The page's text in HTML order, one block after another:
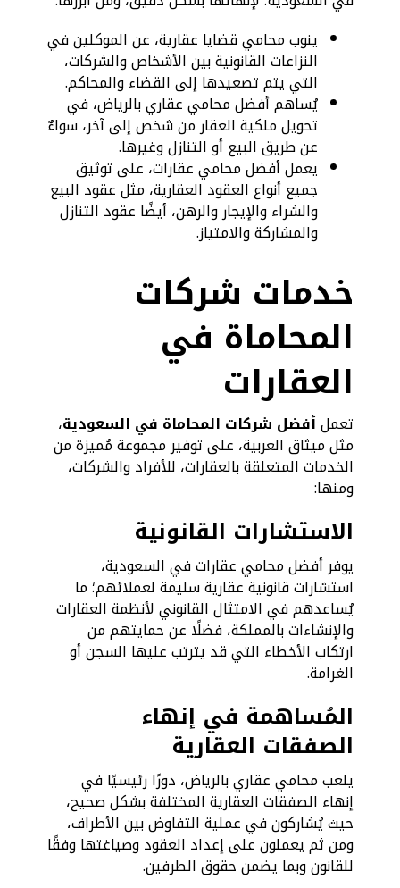
ينوب محامي قضايا عقارية، عن الموكلين في
النزاعات القانونية بين الأشخاص والشركات،
التي يتم تصعيدها إلى القضاء والمحاكم.
يُساهم أفضل محامي عقاري بالرياض، في
تحويل ملكية العقار من شخص إلى آخر، سواءٌ
عن طريق البيع أو التنازل وغيرها.
يعمل أفضل محامي عقارات، على توثيق
جميع أنواع العقود العقارية، مثل عقود البيع
والشراء والإيجار والرهن، أيضًا عقود التنازل
والمشاركة والامتياز.
خدمات شركات
المحاماة في
العقارات
تعملأفضل شركات المحاماة في السعودية،
مثل ميثاق العربية، على توفير مجموعة مُميزة من
الخدمات المتعلقة بالعقارات، للأفراد والشركات،
ومنها:
الاستشارات القانونية
يوفر أفضل محامي عقارات في السعودية،
استشارات قانونية عقارية سليمة لعملائهم؛ ما
يُساعدهم في الامتثال القانوني لأنظمة العقارات
والإنشاءات بالمملكة، فضلًا عن حمايتهم من
ارتكاب الأخطاء التي قد يترتب عليها السجن أو
الغرامة.
المُساهمة في إنهاء
الصفقات العقارية
يلعب محامي عقاري بالرياض، دورًا رئيسيًا في
إنهاء الصفقات العقارية المختلفة بشكل صحيح،
حيث يُشاركون في عملية التفاوض بين الأطراف،
ومن ثم يعملون على إعداد العقود وصياغتها وفقًا
للقانون وبما يضمن حقوق الطرفين.